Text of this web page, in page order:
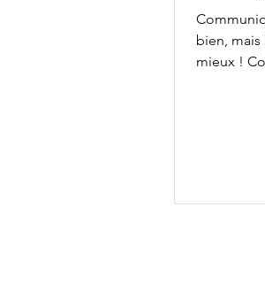
bien, mais
mieux !